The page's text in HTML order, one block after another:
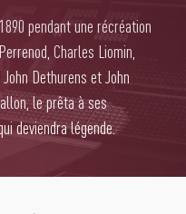
pendant une récréation
Charles Liomin,
Dethurens et John
le prêta à ses
deviendra légende.